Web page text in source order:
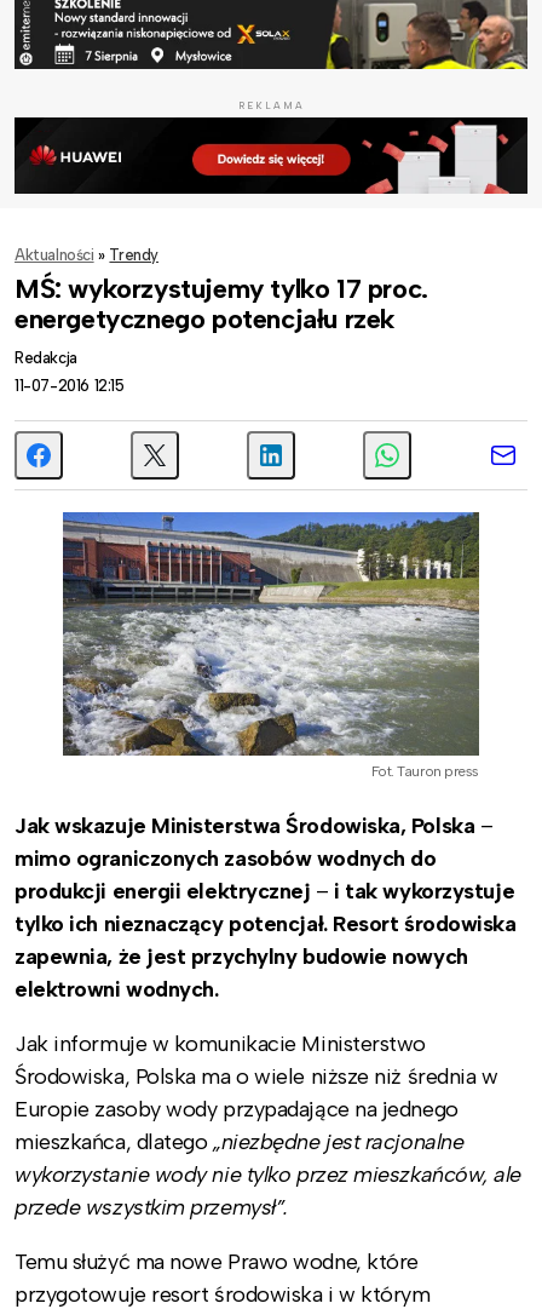
REKLAMA
Aktualności » Trendy
MŚ: wykorzystujemy tylko 17 proc.
energetycznego potencjału rzek
Redakcja
11-07-2016 12:15
Fot. Tauron press
Jak wskazuje Ministerstwa Środowiska, Polska –
mimo ograniczonych zasobów wodnych do
produkcji energii elektrycznej – i tak wykorzystuje
tylko ich nieznaczący potencjał. Resort środowiska
zapewnia, że jest przychylny budowie nowych
elektrowni wodnych.
Jak informuje w komunikacie Ministerstwo
Środowiska, Polska ma o wiele niższe niż średnia w
Europie zasoby wody przypadające na jednego
mieszkańca, dlatego„niezbędne jest racjonalne
wykorzystanie wody nie tylko przez mieszkańców, ale
przede wszystkim przemysł”.
Temu służyć ma nowe Prawo wodne, które
przygotowuje resort środowiska i w którym